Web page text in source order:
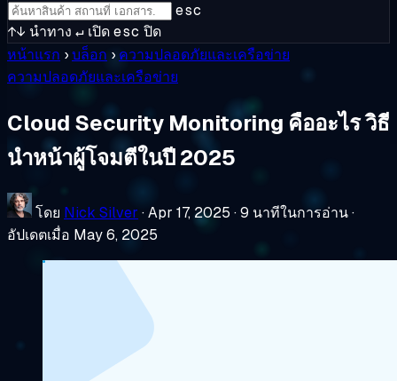
esc
↑↓ นำทาง ↵ เปิดesc ปิด
หน้าแรก ›บล็อก › ความปลอดภัยและเครือข่าย
ความปลอดภัยและเครือข่าย
Cloud Security Monitoring คืออะไร วิธี
นำหน้าผู้โจมตีในปี 2025
โดย Nick Silver ·Apr 17, 2025 ·9 นาทีในการอ่าน·
อัปเดตเมื่อ May 6, 2025